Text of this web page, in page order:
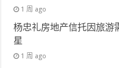
1 周 ago
杨忠礼房地产信托因旅
星
1 周 ago